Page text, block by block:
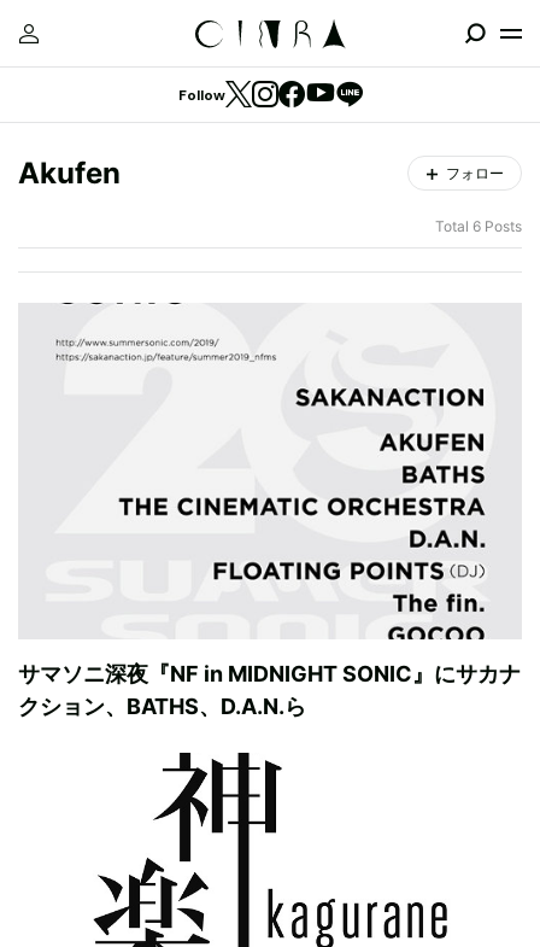
Follow
Akufen フォロー
Total 6 Posts
サマソニ深夜『NF in MIDNIGHT SONIC』にサカナ
クション、BATHS、D.A.N.ら